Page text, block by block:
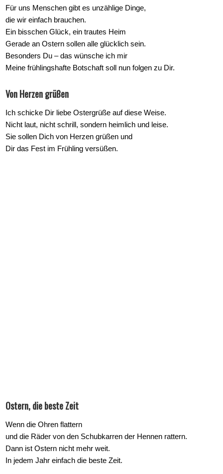
Für uns Menschen gibt es unzählige Dinge,
die wir einfach brauchen.
Ein bisschen Glück, ein trautes Heim
Gerade an Ostern sollen alle glücklich sein.
Besonders Du – das wünsche ich mir
Meine frühlingshafte Botschaft soll nun folgen zu Dir.
Von Herzen grüßen
Ich schicke Dir liebe Ostergrüße auf diese Weise.
Nicht laut, nicht schrill, sondern heimlich und leise.
Sie sollen Dich von Herzen grüßen und
Dir das Fest im Frühling versüßen.
Ostern, die beste Zeit
Wenn die Ohren flattern
und die Räder von den Schubkarren der Hennen rattern.
Dann ist Ostern nicht mehr weit.
In jedem Jahr einfach die beste Zeit.